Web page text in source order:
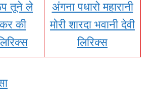
तूने ले
की
अंगना पधारो महारानी
मोरी शारदा भवानी देवी
लिरिक्स